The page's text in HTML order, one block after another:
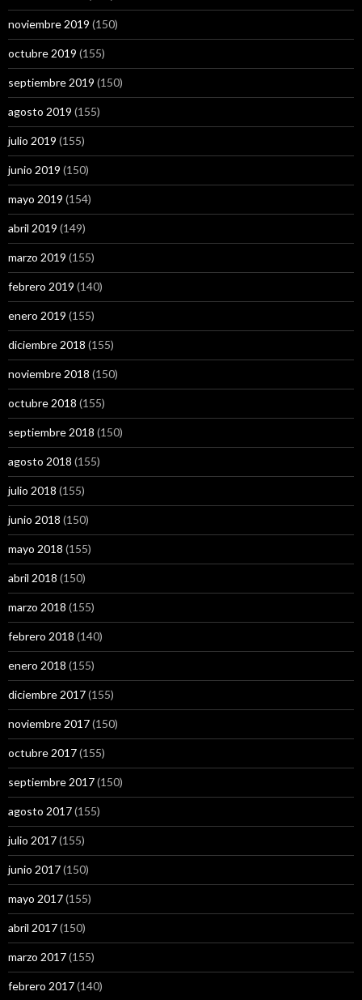
noviembre 2019 (150)
octubre 2019 (155)
septiembre 2019 (150)
agosto 2019 (155)
julio 2019 (155)
junio 2019 (150)
mayo 2019 (154)
abril 2019 (149)
marzo 2019 (155)
febrero 2019 (140)
enero 2019 (155)
diciembre 2018 (155)
noviembre 2018 (150)
octubre 2018 (155)
septiembre 2018 (150)
agosto 2018 (155)
julio 2018 (155)
junio 2018 (150)
mayo 2018 (155)
abril 2018 (150)
marzo 2018 (155)
febrero 2018 (140)
enero 2018 (155)
diciembre 2017(155)
noviembre 2017(150)
octubre 2017(155)
septiembre 2017(150)
agosto 2017(155)
julio 2017(155)
junio 2017(150)
mayo 2017(155)
abril 2017(150)
marzo 2017(155)
febrero 2017(140)